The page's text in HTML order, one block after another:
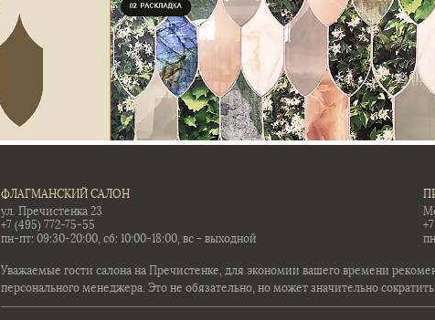
ФЛАГМАНСКИЙ САЛОН
ул. Пречистенка 23
+7 (495) 772-75-55
пн-пт: 09:30-20:00, сб: 10:00-18:00, вс - выходной
Уважаемые гости салона на Пречистенке, для экономии вашего времени
персонального менеджера. Это не обязательно, но может значительно